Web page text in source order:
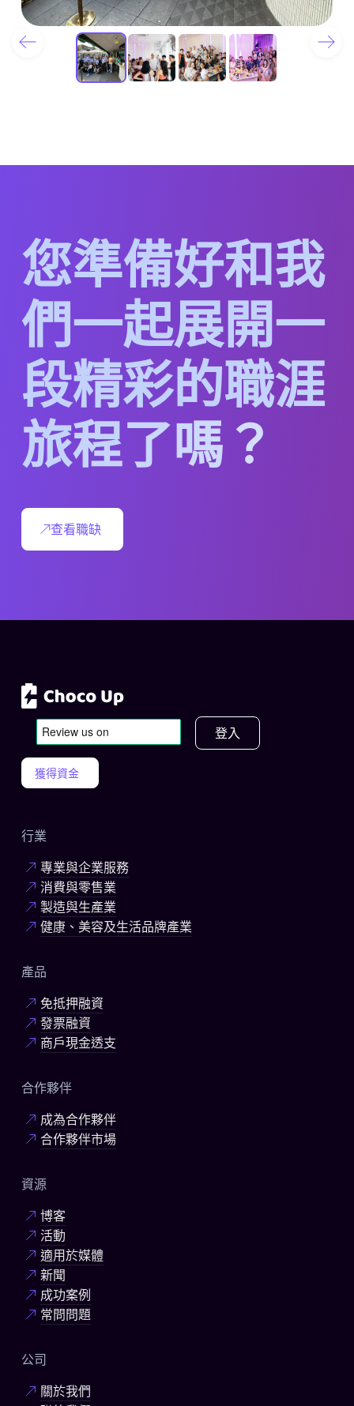
您準備好和我
們一起展開一
段精彩的職涯
旅程了嗎 ？
查看職缺
登入
獲得資金
行業
專業與企業服務
消費與零售業
製造與生產業
健康、美容及生活品牌產業
產品
免抵押融資
發票融資
商戶現金透支
合作夥伴
成為合作夥伴
合作夥伴市場
資源
博客
活動
適用於媒體
新聞
成功案例
常問問題
公司
關於我們